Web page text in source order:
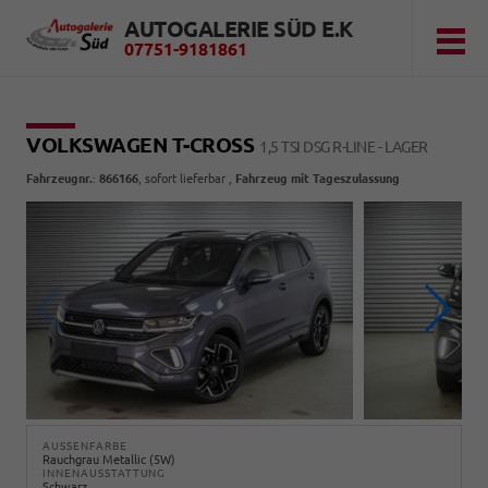
AUTOGALERIE SÜD E.K
07751-9181861
VOLKSWAGEN T-CROSS 1,5 TSI DSG R-LINE - LAGER
Fahrzeugnr.: 866166 sofort lieferbar Fahrzeug mit Tageszulassung
AUSSENFARBE
Rauchgrau Metallic (5W)
INNENAUSSTATTUNG